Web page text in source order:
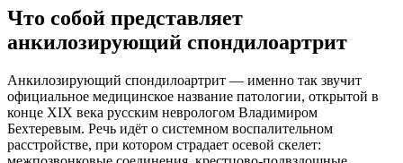
Что собой представляет
анкилозирующий спондилоартрит
Анкилозирующий спондилоартрит — именно так звучит
официальное медицинское название патологии, открытой в
конце XIX века русским неврологом Владимиром
Бехтеревым. Речь идёт о системном воспалительном
расстройстве, при котором страдает осевой скелет: